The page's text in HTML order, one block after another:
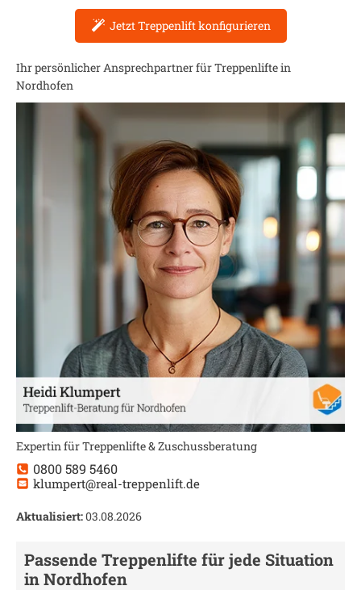
Jetzt Treppenlift konfigurieren
Ihr persönlicher Ansprechpartner für Treppenlifte in
Nordhofen
Expertin für Treppenlifte & Zuschussberatung
0800 589 5460
klumpert@real-treppenlift.de
Aktualisiert:03.08.2026
Passende Treppenlifte für jede Situation
inNordhofen